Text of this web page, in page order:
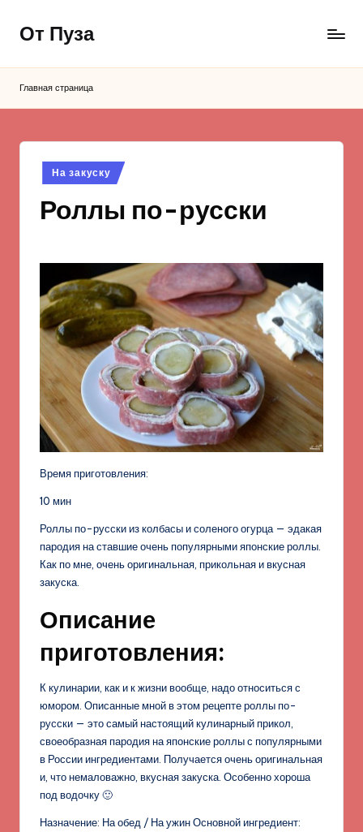
Перейти
содержимому
От Пуза
вкусные
Главная страница
Опубликовано
в
На закуску
Роллы по-русски
Время приготовления:
10 мин
Роллы по-русски из колбасы и соленого огурца — эдакая
пародия на ставшие очень популярными японские роллы.
Как по мне, очень оригинальная, прикольная и вкусная
закуска.
Описание
приготовления:
К кулинарии, как и к жизни вообще, надо относиться с
юмором. Описанные мной в этом рецепте роллы по-
русски — это самый настоящий кулинарный прикол,
своеобразная пародия на японские роллы с популярными
в России ингредиентами. Получается очень оригинальная
и, что немаловажно, вкусная закуска. Особенно хороша
под водочку 🙂
Назначение: На обед / На ужин Основной ингредиент: